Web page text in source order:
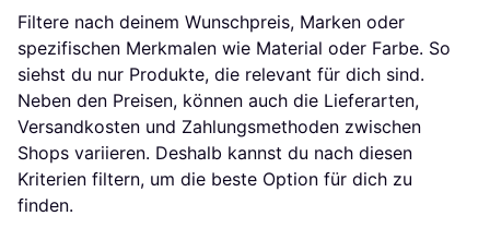
Filtere nach deinem Wunschpreis, Marken oder
spezifischen Merkmalen wie Material oder Farbe. So
siehst du nur Produkte, die relevant für dich sind.
Neben den Preisen, können auch die Lieferarten,
Versandkosten und Zahlungsmethoden zwischen
Shops variieren. Deshalb kannst du nach diesen
Kriterien filtern, um die beste Option für dich zu
finden.